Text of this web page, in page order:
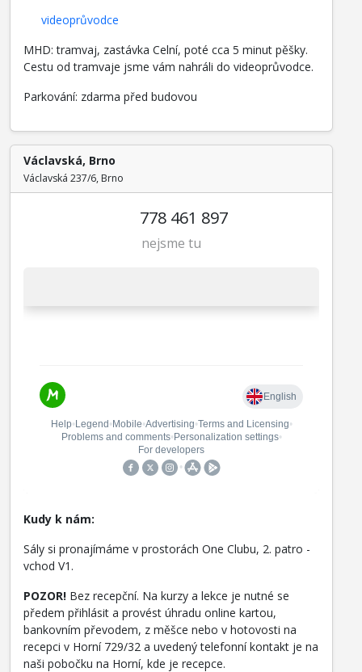
videoprůvodce
MHD: tramvaj, zastávka Celní, poté cca 5 minut pěšky.
Cestu od tramvaje jsme vám nahráli do videoprůvodce.
Parkování: zdarma před budovou
Václavská, Brno
Václavská 237/6, Brno
778 461 897
nejsme tu
Kudy k nám:
Sály si pronajímáme v prostorách One Clubu, 2. patro -
vchod V1.
POZOR! Bez recepční. Na kurzy a lekce je nutné se
předem přihlásit a provést úhradu online kartou,
bankovním převodem, z měšce nebo v hotovosti na
recepci v Horní 729/32 a uvedený telefonní kontakt je na
naši pobočku na Horní, kde je recepce.